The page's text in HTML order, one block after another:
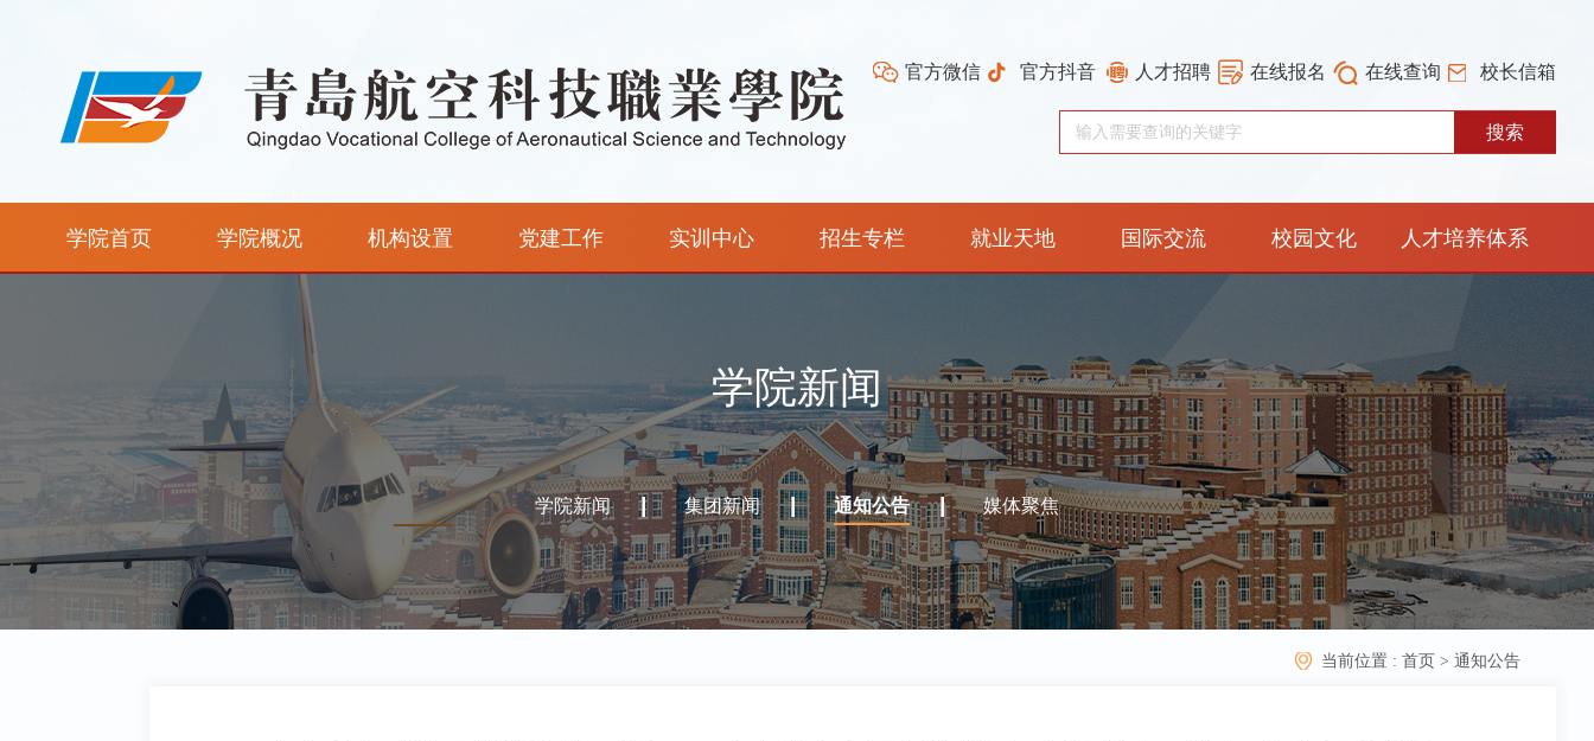
校长信箱
在线查询
在线报名
人才招聘
官方抖音
官方微信
学院首页 学院概况 机构设置 党建工作 实训中心 招生专栏 就业天地 国际交流 校园文化 人才培养体系
学院新闻
学院新闻 集团新闻 通知公告 媒体聚焦
当前位置 : 首页 > 通知公告